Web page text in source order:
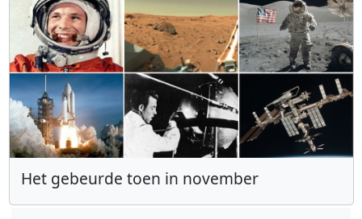
Het gebeurde toen in november